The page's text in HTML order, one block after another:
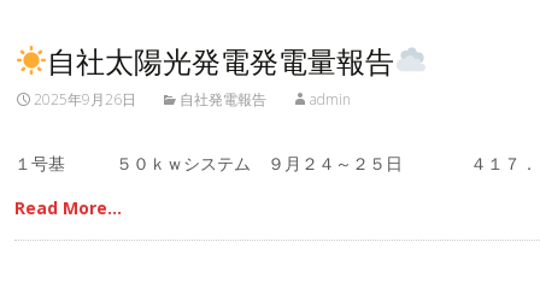
自社太陽光発電発電量報告
2025年9月26日 自社発電報告 admin
１号基 ５０ｋｗシステム ９月２４～２５日 ４１７．
Read More…